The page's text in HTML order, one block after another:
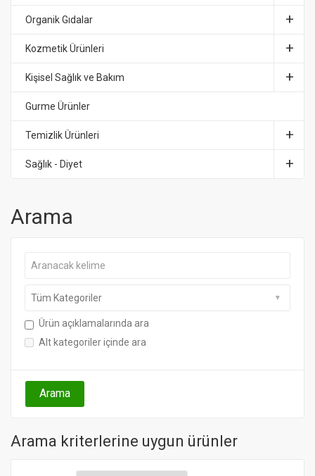
Organik Gıdalar
Kozmetik Ürünleri
Kişisel Sağlık ve Bakım
Gurme Ürünler
Temizlik Ürünleri
Sağlık - Diyet
Arama
Ürün açıklamalarında ara
Alt kategoriler içinde ara
Arama kriterlerine uygun ürünler